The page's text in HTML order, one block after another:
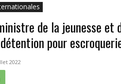
de la jeunesse et
pour
2022